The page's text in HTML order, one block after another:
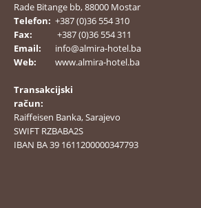
Rade Bitange bb, 88000 Mostar
Telefon: +387 (0)36 554 310
Fax:
+387 (0)36 554 311
Email:
info@almira-hotel.ba
Web:
www.almira-hotel.ba
Transakcijski
račun:
Raiffeisen Banka, Sarajevo
SWIFT RZBABA2S
IBAN BA 39 1611200000347793